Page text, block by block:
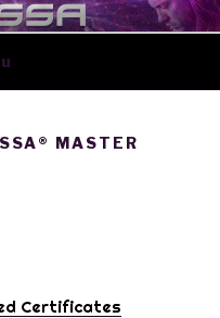
MASTER
Certificates